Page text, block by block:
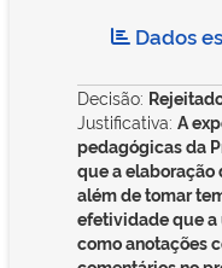
Dados
Decisão:
Justificativa: A
pedagógicas da
que a elaboração
além de tomar
efetividade que
como anotações